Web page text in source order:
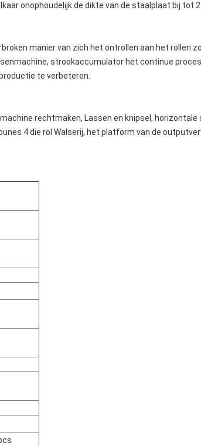
onophoudelijk de dikte van de staalplaat bij tot
manier van zich het ontrollen aan het rollen
strookaccumulator het continue
te verbeteren.
rechtmaken, Lassen en knipsel, horizontale
4 die rol Walserij, het platform van de